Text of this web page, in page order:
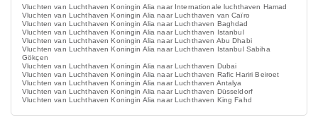
Vluchten van Luchthaven Koningin Alia naar Internationale luchthaven Hamad
Vluchten van Luchthaven Koningin Alia naar Luchthaven van Caïro
Vluchten van Luchthaven Koningin Alia naar Luchthaven Baghdad
Vluchten van Luchthaven Koningin Alia naar Luchthaven Istanbul
Vluchten van Luchthaven Koningin Alia naar Luchthaven Abu Dhabi
Vluchten van Luchthaven Koningin Alia naar Luchthaven Istanbul Sabiha
Gökçen
Vluchten van Luchthaven Koningin Alia naar Luchthaven Dubai
Vluchten van Luchthaven Koningin Alia naar Luchthaven Rafic Hariri Beiroet
Vluchten van Luchthaven Koningin Alia naar Luchthaven Antalya
Vluchten van Luchthaven Koningin Alia naar Luchthaven Düsseldorf
Vluchten van Luchthaven Koningin Alia naar Luchthaven King Fahd